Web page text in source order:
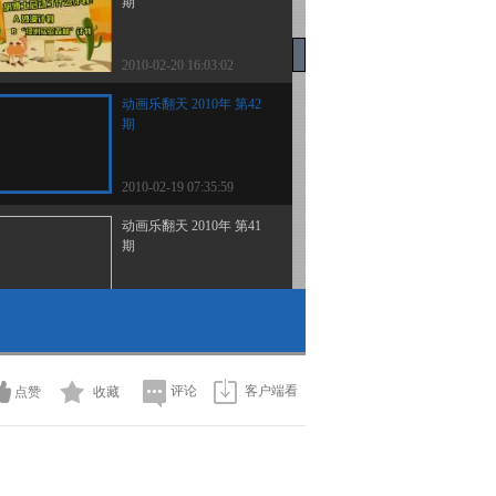
2010-02-20 16:03:02
动画乐翻天 2010年 第42
期
2010-02-19 07:35:59
动画乐翻天 2010年 第41
期
2010-02-16 23:09:40
点赞 收藏 评论 客户端看